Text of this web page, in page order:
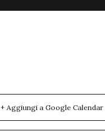
+ Aggiungi a Google Calendar